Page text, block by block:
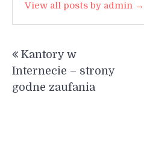
View all posts by admin →
wpisu
Kantory w
Internecie – strony
godne zaufania